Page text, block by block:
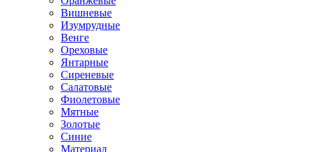
Вишневые
Изумрудные
Венге
Ореховые
Янтарные
Сиреневые
Салатовые
Фиолетовые
Мятные
Золотые
Синие
Материал